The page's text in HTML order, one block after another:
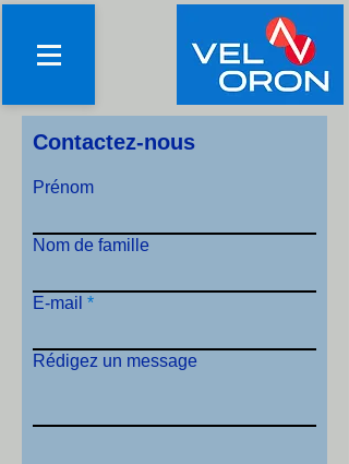
Contactez-nous
Prénom
Nom de famille
E-mail
Rédigez un message